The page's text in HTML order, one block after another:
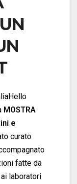
MOSTRA
e
curato
fatte da
laboratori